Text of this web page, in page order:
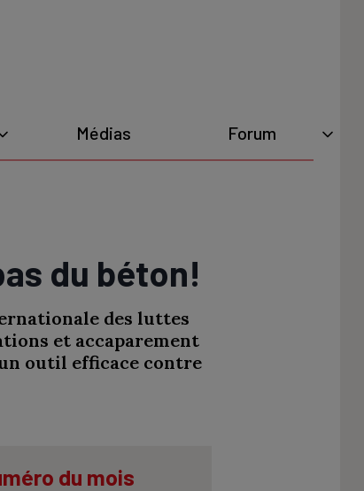
Médias Forum
du béton!
des luttes
et accaparement
outil efficace contre
du mois